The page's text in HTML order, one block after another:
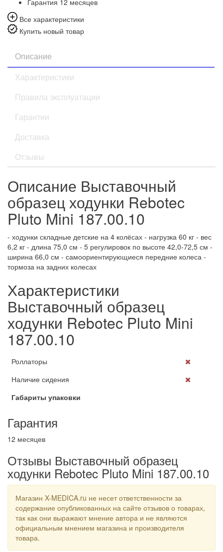
Гарантия 12 месяцев
Все характеристики
Купить новый товар
Описание
Характеристики
Правила эксплуатации
Гарантии
Доставка
Отзывы
Описание Выставочный
образец ходунки Rebotec
Pluto Mini 187.00.10
- ходунки складные детские на 4 колёсах - нагрузка 60 кг - вес
6,2 кг - длина 75,0 см - 5 регулировок по высоте 42,0-72,5 см -
ширина 66,0 см - самоориентирующиеся передние колеса -
тормоза на задних колесах
Характеристики
Выставочный образец
ходунки Rebotec Pluto Mini
187.00.10
Роллаторы
Наличие сидения
Габариты упаковки
Гарантия
12 месяцев
Отзывы Выставочный образец
ходунки Rebotec Pluto Mini 187.00.10
Магазин X-MEDICA.ru не несет ответственности за
содержание опубликованных на сайте отзывов о товарах,
так как они выражают мнение автора и не являются
официальным мнением магазина и производителя
товара.